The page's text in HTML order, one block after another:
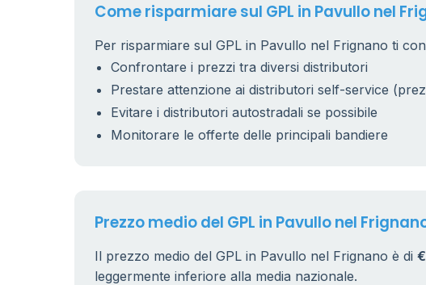
11
0.899 €
Come risparmiare sul GPL in Pavullo nel
Per risparmiare sul GPL in Pavullo nel Frignano ti
Confrontare i prezzi tra diversi distributori
Prestare attenzione ai distributori self-service
Evitare i distributori autostradali se possibile
Monitorare le offerte delle principali bandiere
Prezzo medio del GPL in Pavullo nel
Il prezzo medio del GPL in Pavullo nel Frignano è di
leggermente inferiore alla media nazionale.